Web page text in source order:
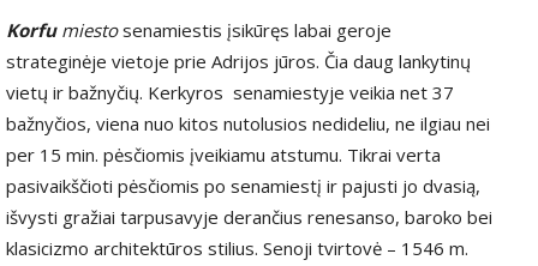
Korfumiestosenamiestis įsikūręs labai geroje
strateginėje vietoje prie Adrijos jūros. Čia daug lankytinų
vietų ir bažnyčių. Kerkyros senamiestyje veikia net 37
bažnyčios, viena nuo kitos nutolusios nedideliu, ne ilgiau nei
per 15 min. pėsčiomis įveikiamu atstumu. Tikrai verta
pasivaikščioti pėsčiomis po senamiestį ir pajusti jo dvasią,
išvysti gražiai tarpusavyje derančius renesanso, baroko bei
klasicizmo architektūros stilius. Senoji tvirtovė – 1546 m.